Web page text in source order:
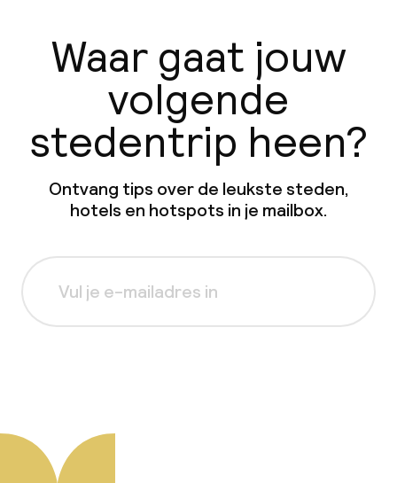
Waar gaat jouw
volgende
stedentrip heen?
Ontvang tips over de leukste steden,
hotels en hotspots in je mailbox.